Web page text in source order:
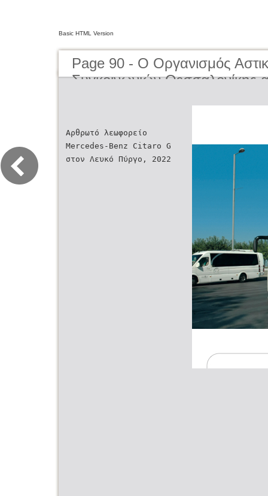
Basic HTML Version
Page 90 - O Οργανισμός
Συγκοινωνιών Θεσσαλονίκης
present day
Αρθρωτό λεωφορείο
Mercedes-Benz Citaro G
στον Λευκό Πύργο, 2022